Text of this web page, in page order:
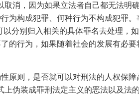
消，因为如果立法者自己都无法明
为构成犯罪、何种行为不构成犯罪
分别归入相关的具体罪名去处理，
的行为，如果随着社会的发展有必
原则，是否就可以对刑法的人权保
装成罪刑法定主义的恶法以及法